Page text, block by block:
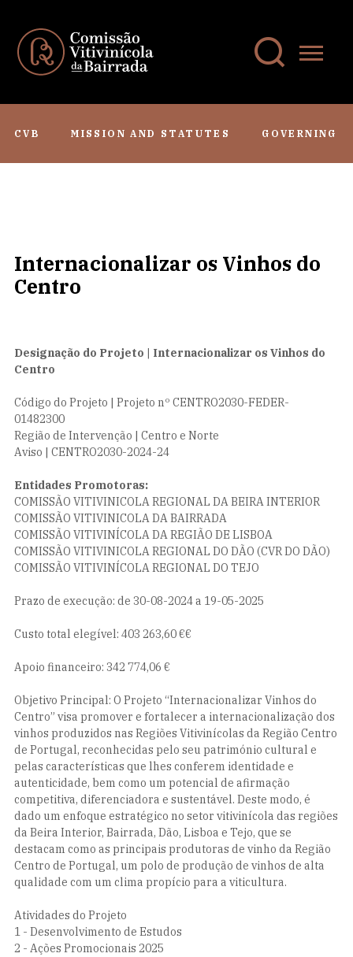
CVB MISSION AND STATUTES GOVERNING
Internacionalizar os Vinhos do
Centro
Designação do Projeto | Internacionalizar os Vinhos do
Centro
Código do Projeto | Projeto nº CENTRO2030-FEDER-
01482300
Região de Intervenção | Centro e Norte
Aviso | CENTRO2030-2024-24
Entidades Promotoras:
COMISSÃO VITIVINICOLA REGIONAL DA BEIRA INTERIOR
COMISSÃO VITIVINICOLA DA BAIRRADA
COMISSÃO VITIVINÍCOLA DA REGIÃO DE LISBOA
COMISSÃO VITIVINICOLA REGIONAL DO DÃO (CVR DO DÃO)
COMISSÃO VITIVINÍCOLA REGIONAL DO TEJO
Prazo de execução: de 30-08-2024 a 19-05-2025
Custo total elegível: 403 263,60 €€
Apoio financeiro: 342 774,06 €
Objetivo Principal: O Projeto “Internacionalizar Vinhos do
Centro” visa promover e fortalecer a internacionalização dos
vinhos produzidos nas Regiões Vitivinícolas da Região Centro
de Portugal, reconhecidas pelo seu património cultural e
pelas características que lhes conferem identidade e
autenticidade, bem como um potencial de afirmação
competitiva, diferenciadora e sustentável. Deste modo, é
dado um enfoque estratégico no setor vitivinícola das regiões
da Beira Interior, Bairrada, Dão, Lisboa e Tejo, que se
destacam como as principais produtoras de vinho da Região
Centro de Portugal, um polo de produção de vinhos de alta
qualidade com um clima propício para a viticultura.
Atividades do Projeto
1 - Desenvolvimento de Estudos
2 - Ações Promocionais 2025